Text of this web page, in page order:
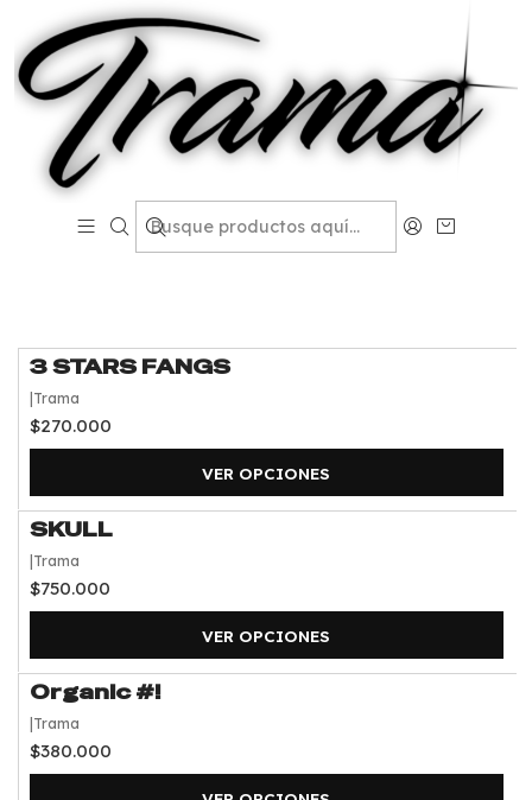
Inicio Catalogo Grillz Grillz diseños de autor
Grillz diseños de autor
FILTROS
3 STARS FANGS
Trama
$270.000
VER OPCIONES
SKULL
Trama
$750.000
VER OPCIONES
Organic #!
Trama
$380.000